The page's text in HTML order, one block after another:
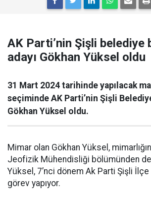
AK Parti’nin Şişli belediye
adayı Gökhan Yüksel oldu
31 Mart 2024 tarihinde yapılacak
seçiminde AK Parti’nin Şişli
Gökhan Yüksel oldu.
Mimar olan Gökhan Yüksel, mimarlığın
Jeofizik Mühendisliği bölümünden
Yüksel, 7’nci dönem Ak Parti Şişli İlçe
görev yapıyor.